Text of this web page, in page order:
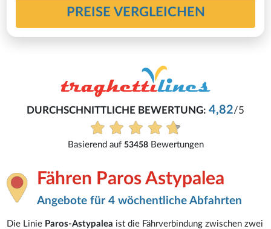
PREISE VERGLEICHEN
DURCHSCHNITTLICHE BEWERTUNG: 4,82/5
Basierend auf 53458Bewertungen
Fähren Paros Astypalea
Angebote für 4 wöchentliche Abfahrten
Die Linie Paros-Astypalea ist die Fährverbindung zwischen zwei